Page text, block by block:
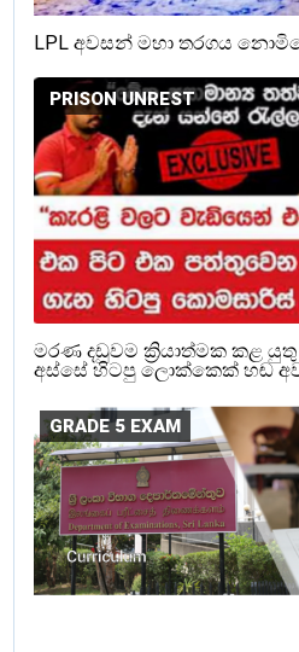
LPL අවසන් මහා තරගය
PRISON UNREST
මරණ දඩුවම ක්‍රියාත්මක කළ යුතු
අස්සේ හිටපු ලොක්කෙක් හඬ
GRADE 5 EXAM